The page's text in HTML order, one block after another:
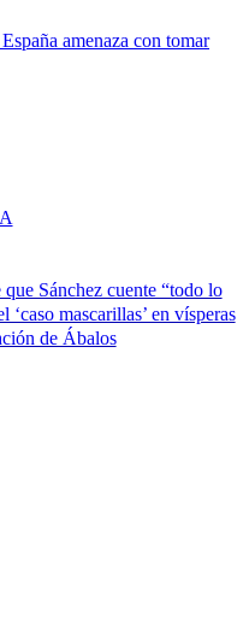
amenaza con tomar
Sánchez cuente “todo lo
‘caso mascarillas’ en vísperas
de Ábalos